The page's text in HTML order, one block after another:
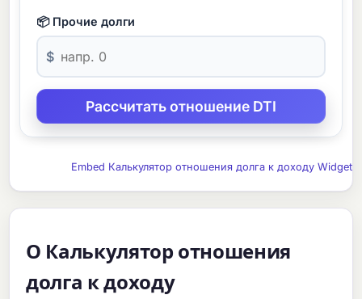
📦 Прочие долги
$
Embed Калькулятор отношения долга к доходу Widget
О Калькулятор отношения
долга к доходу